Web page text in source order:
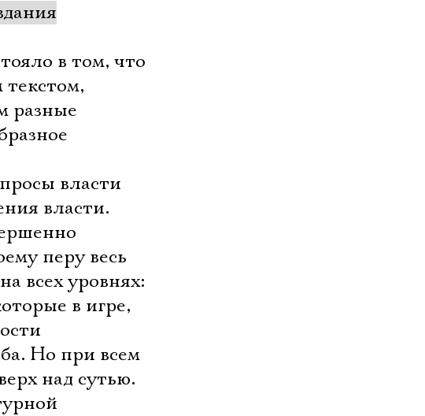
в том, что
разные
власти
власти.
перу весь
всех уровнях:
в игре,
Но при всем
над сутью.